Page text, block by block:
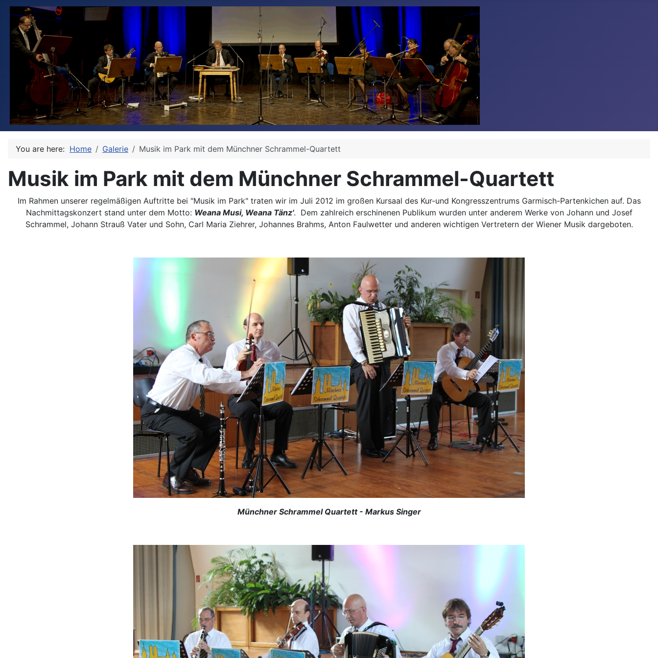
You are here: Home Galerie Musik im Park mit dem Münchner Schrammel-Quartett
Musik im Park mit dem Münchner Schrammel-Quartett
Im Rahmen unserer regelmäßigen Auftritte bei "Musik im Park" traten wir im Juli 2012 im großen Kursaal des Kur-und Kongresszentrums Garmisch-Partenkichen auf. Das
Nachmittagskonzert stand unter dem Motto: Weana Musi, Weana Tänz'. Dem zahlreich erschinenen Publikum wurden unter anderem Werke von Johann und Josef
Schrammel, Johann Strauß Vater und Sohn, Carl Maria Ziehrer, Johannes Brahms, Anton Faulwetter und anderen wichtigen Vertretern der Wiener Musik dargeboten.
Münchner Schrammel Quartett - Markus Singer